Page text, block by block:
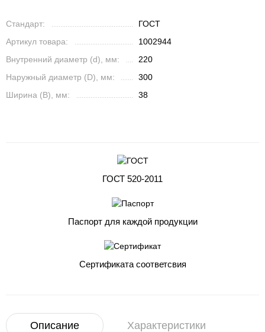
Стандарт:
ГОСТ
Артикул товара:
1002944
Внутренний диаметр (d), мм:
220
Наружный диаметр (D), мм:
300
Ширина (B), мм:
38
ГОСТ 520-2011
Паспорт для каждой продукции
Сертификата соответсвия
Описание Характеристики